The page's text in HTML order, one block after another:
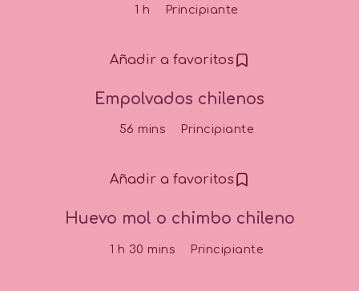
1 h Principiante
Añadir a favoritos
Empolvados chilenos
56 mins Principiante
Añadir a favoritos
Huevo mol o chimbo chileno
1 h 30 mins Principiante